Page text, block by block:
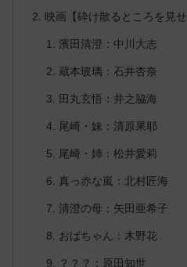
映画【砕け散るところを見
濱田清澄：中川大志
蔵本玻璃：石井杏奈
田丸玄悟：井之脇海
尾崎・妹：清原果耶
尾崎・姉：松井愛莉
真っ赤な嵐：北村匠海
清澄の母：矢田亜希子
おばちゃん：木野花
？？？：原田知世